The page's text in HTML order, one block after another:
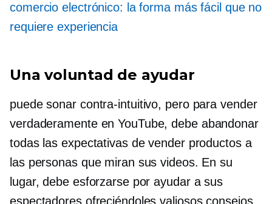
comercio electrónico: la forma más fácil que no
requiere experiencia
Una voluntad de ayudar
puede sonar contra-intuitivo, pero para vender
verdaderamente en YouTube, debe abandonar
todas las expectativas de vender productos a
las personas que miran sus videos. En su
lugar, debe esforzarse por ayudar a sus
espectadores ofreciéndoles valiosos consejos.